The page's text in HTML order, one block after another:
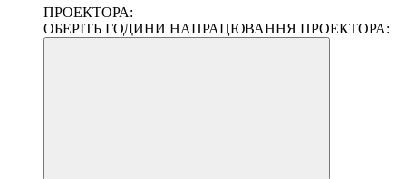
ПРОЕКТОРА:
ОБЕРІТЬ ГОДИНИ НАПРАЦЮВАННЯ ПРОЕКТОРА: